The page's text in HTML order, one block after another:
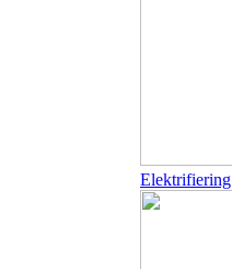
Elektrifiering